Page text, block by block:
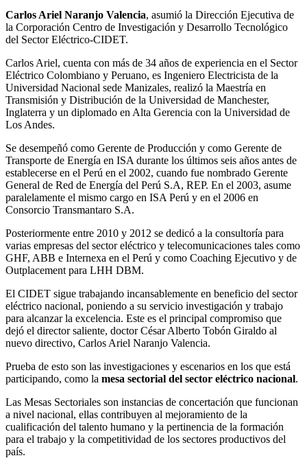
Carlos Ariel Naranjo Valencia, asumió la Dirección Ejecutiva de
la Corporación Centro de Investigación y Desarrollo Tecnológico
del Sector Eléctrico-CIDET.
Carlos Ariel, cuenta con más de 34 años de experiencia en el Sector
Eléctrico Colombiano y Peruano, es Ingeniero Electricista de la
Universidad Nacional sede Manizales, realizó la Maestría en
Transmisión y Distribución de la Universidad de Manchester,
Inglaterra y un diplomado en Alta Gerencia con la Universidad de
Los Andes.
Se desempeñó como Gerente de Producción y como Gerente de
Transporte de Energía en ISA durante los últimos seis años antes de
establecerse en el Perú en el 2002, cuando fue nombrado Gerente
General de Red de Energía del Perú S.A, REP. En el 2003, asume
paralelamente el mismo cargo en ISA Perú y en el 2006 en
Consorcio Transmantaro S.A.
Posteriormente entre 2010 y 2012 se dedicó a la consultoría para
varias empresas del sector eléctrico y telecomunicaciones tales como
GHF, ABB e Internexa en el Perú y como Coaching Ejecutivo y de
Outplacement para LHH DBM.
El CIDET sigue trabajando incansablemente en beneficio del sector
eléctrico nacional, poniendo a su servicio investigación y trabajo
para alcanzar la excelencia. Este es el principal compromiso que
dejó el director saliente, doctor César Alberto Tobón Giraldo al
nuevo directivo, Carlos Ariel Naranjo Valencia.
Prueba de esto son las investigaciones y escenarios en los que está
participando, como la mesa sectorial del sector eléctrico nacional.
Las Mesas Sectoriales son instancias de concertación que funcionan
a nivel nacional, ellas contribuyen al mejoramiento de la
cualificación del talento humano y la pertinencia de la formación
para el trabajo y la competitividad de los sectores productivos del
país.